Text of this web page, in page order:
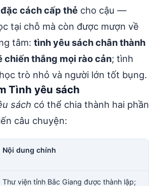
đặc cách cấp thẻ cho cậu —
tại chỗ mà còn được mượn về
tâm: tình yêu sách chân thành
chiến thắng mọi rào cản; tình
trò nhỏ và người lớn tốt bụng.
Tình yêu sách
sách có thể chia thành hai phần
câu chuyện:
Nội dung chính
Thư viện tỉnh Bắc Giang được thành lập;